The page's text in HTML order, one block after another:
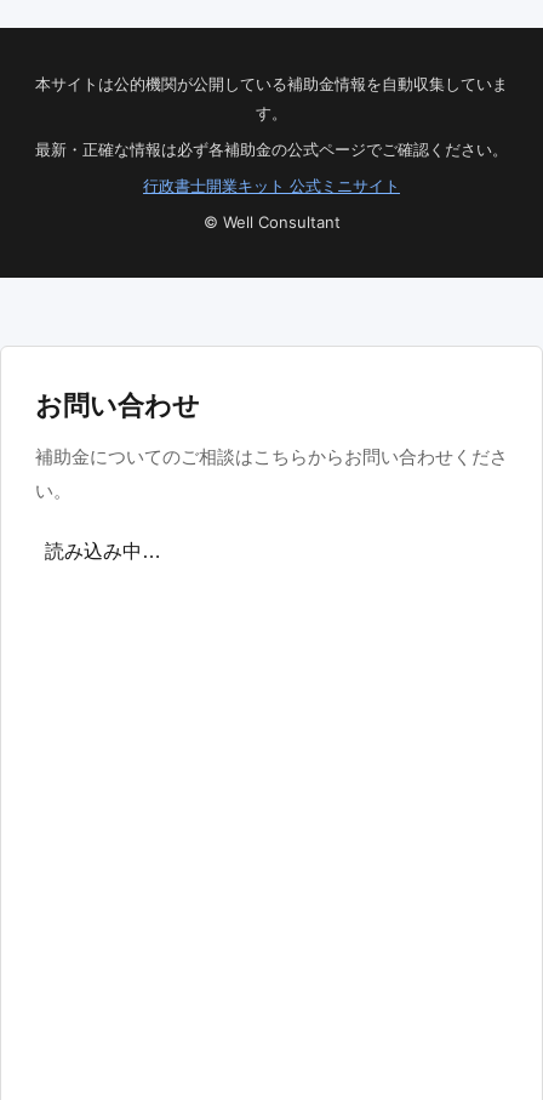
本サイトは公的機関が公開している補助金情報を自動収集していま
す。
最新・正確な情報は必ず各補助金の公式ページでご確認ください。
行政書士開業キット 公式ミニサイト
© Well Consultant
お問い合わせ
補助金についてのご相談はこちらからお問い合わせくださ
い。